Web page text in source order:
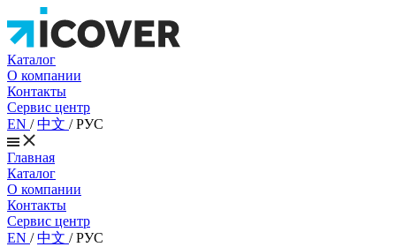
Каталог
О компании
Контакты
Сервис центр
EN /中文 /РУС
Главная
Каталог
О компании
Контакты
Сервис центр
EN /中文 /РУС